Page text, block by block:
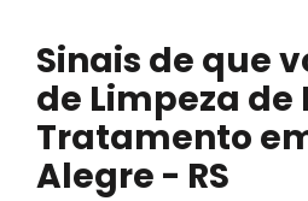
Sinais de que
de Limpeza de
Tratamento
Alegre - RS